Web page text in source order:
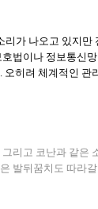
가 나오고 있지
법이나 정보통신
히려 체계적인
리고 코난과 같은
발뒤꿈치도 따라